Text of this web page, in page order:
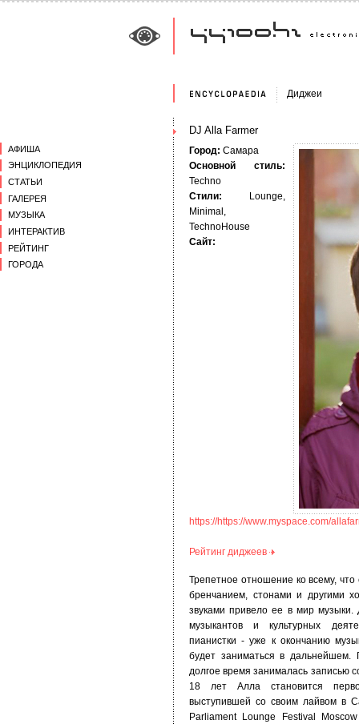
АФИША
ЭНЦИКЛОПЕДИЯ
СТАТЬИ
ГАЛЕРЕЯ
МУЗЫКА
ИНТЕРАКТИВ
РЕЙТИНГ
ГОРОДА
Диджеи
DJ Alla Farmer
Город: Самара
Основной стиль:
Techno
Стили: Lounge,
Minimal,
TechnoHouse
Сайт:
https://https://www.myspace.com/
Рейтинг диджеев
Трепетное отношение ко всему,
бренчанием, стонами и другими
звуками привело ее в мир музыки.
музыкантов и культурных
пианистки - уже к окончанию
будет заниматься в
долгое время занималась записью
18 лет Алла становится
выступившей со своим лайвом в
Parliament Lounge Festival